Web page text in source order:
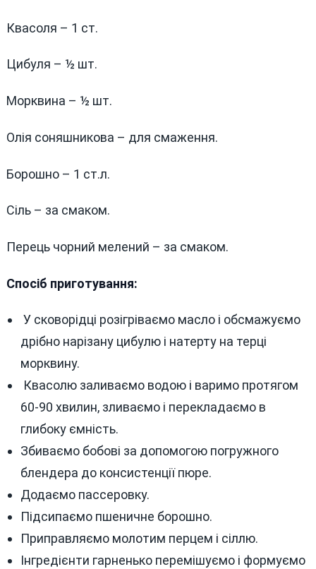
Квасоля – 1 ст.
Цибуля – ½ шт.
Морквина – ½ шт.
Олія соняшникова – для смаження.
Борошно – 1 ст.л.
Сіль – за смаком.
Перець чорний мелений – за смаком.
Спосіб приготування:
У сковорідці розігріваємо масло і обсмажуємо
дрібно нарізану цибулю і натерту на терці
морквину.
Квасолю заливаємо водою і варимо протягом
60-90 хвилин, зливаємо і перекладаємо в
глибоку ємність.
Збиваємо бобові за допомогою погружного
блендера до консистенції пюре.
Додаємо пассеровку.
Підсипаємо пшеничне борошно.
Приправляємо молотим перцем і сіллю.
Інгредієнти гарненько перемішуємо і формуємо